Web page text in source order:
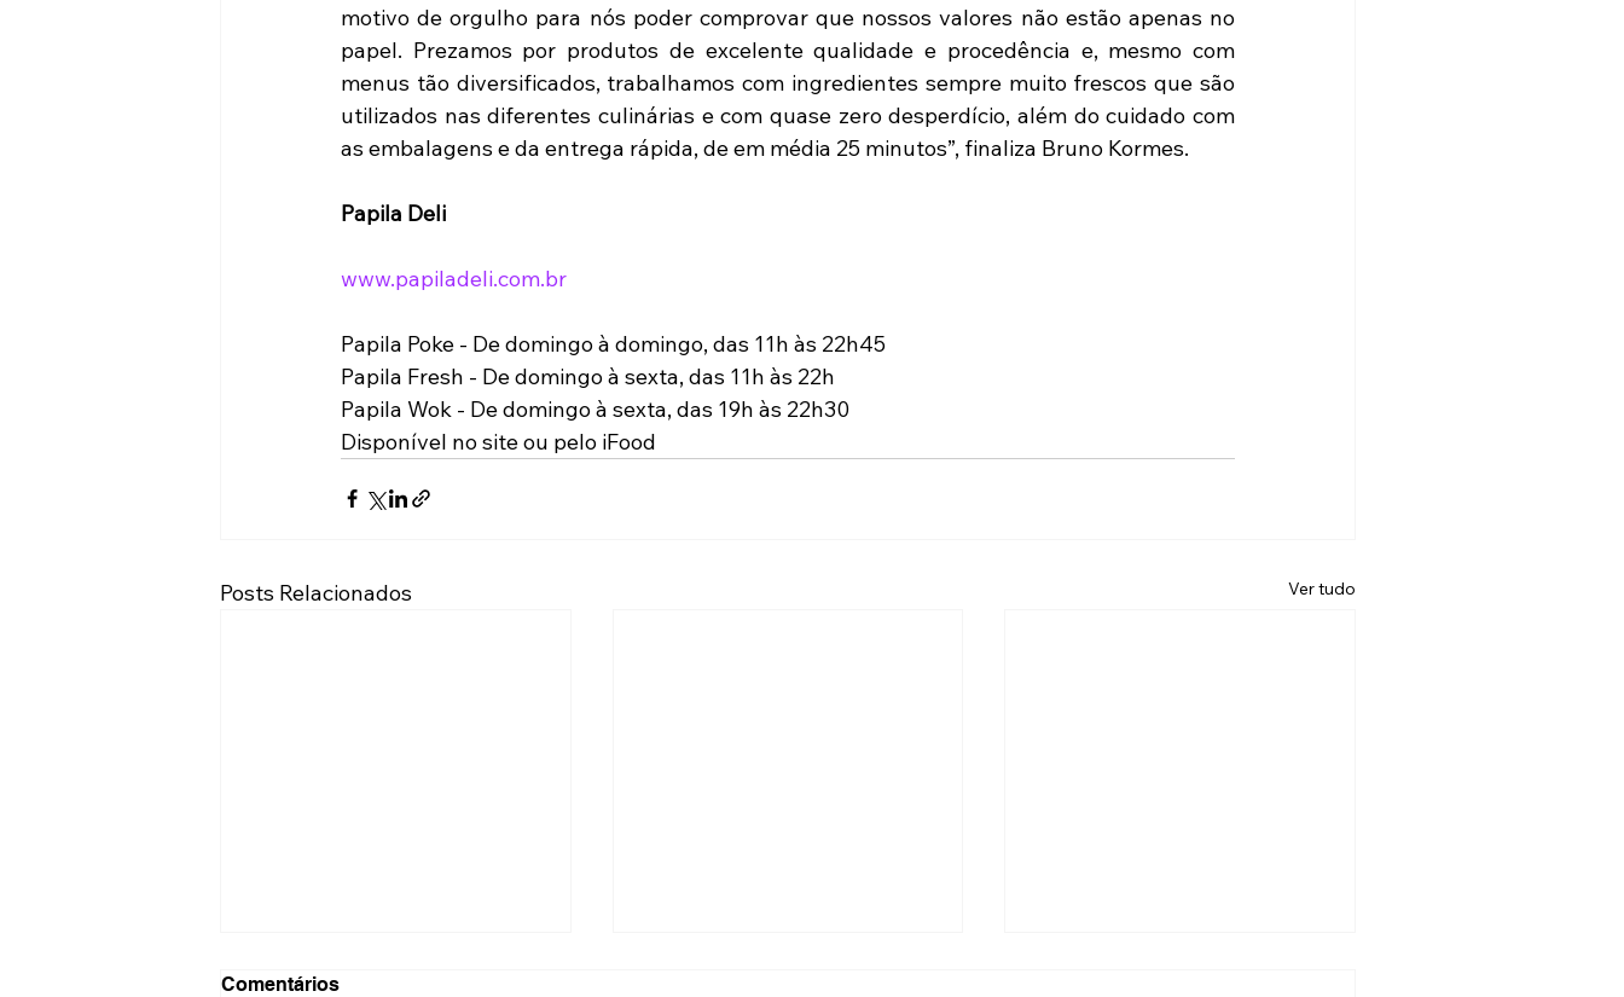
motivo de orgulho para nós poder comprovar que nossos valores não estão apenas no
papel. Prezamos por produtos de excelente qualidade e procedência e, mesmo com
menus tão diversificados, trabalhamos com ingredientes sempre muito frescos que são
utilizados nas diferentes culinárias e com quase zero desperdício, além do cuidado com
as embalagens e da entrega rápida, de em média 25 minutos”, finaliza Bruno Kormes.
Papila Deli
www.papiladeli.com.br
Papila Poke - De domingo à domingo, das 11h às 22h45
Papila Fresh - De domingo à sexta, das 11h às 22h
Papila Wok - De domingo à sexta, das 19h às 22h30
Disponível no site ou pelo iFood
Posts Relacionados Ver tudo
Comentários